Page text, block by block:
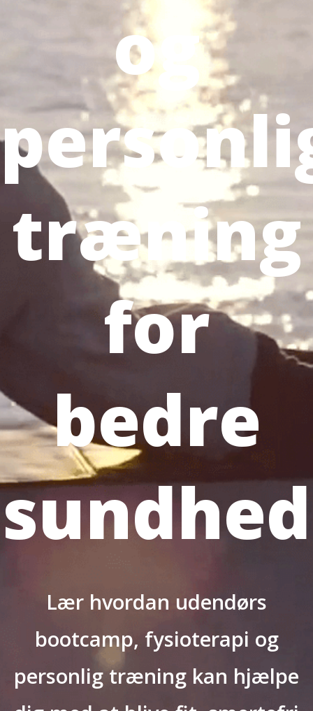
og
træning
for
bedre
sundhed
Lær hvordan udendørs
bootcamp, fysioterapi og
personlig træning kan hjælpe